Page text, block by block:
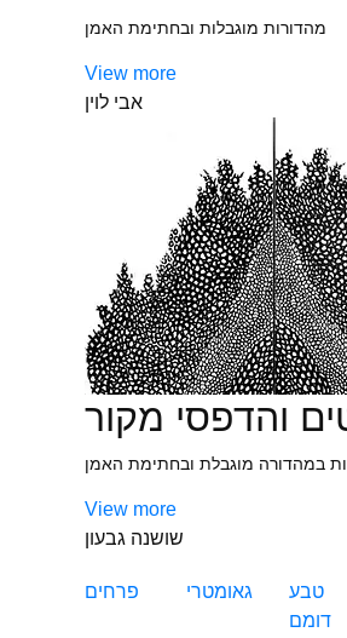
מהדורות מוגבלות ובחתימת האמן
View more
אבי לוין
והדפסי מקור
במהדורה מוגבלת ובחתימת האמן
View more
שושנה גבעון
טבע
דומם
גאומטרי פרחים